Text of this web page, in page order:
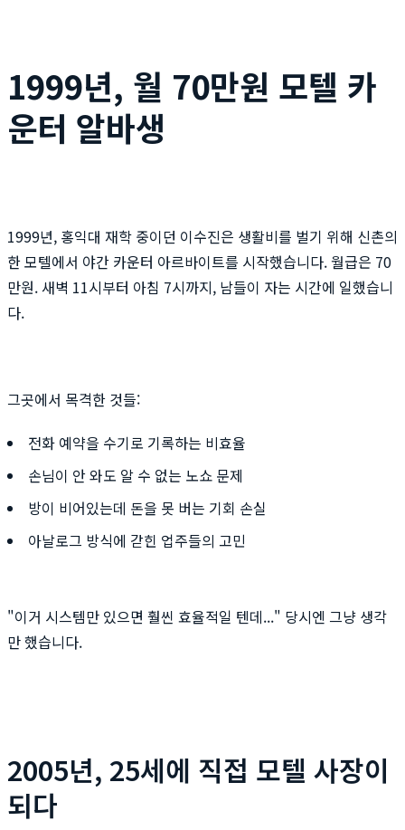
1999년, 월 70만원 모텔 카
운터 알바생
1999년, 홍익대 재학 중이던 이수진은 생활비를 벌기 위해 신촌의
한 모텔에서 야간 카운터 아르바이트를 시작했습니다. 월급은 70
만원. 새벽 11시부터 아침 7시까지, 남들이 자는 시간에 일했습니
다.
그곳에서 목격한 것들:
전화 예약을 수기로 기록하는 비효율
손님이 안 와도 알 수 없는 노쇼 문제
방이 비어있는데 돈을 못 버는 기회 손실
아날로그 방식에 갇힌 업주들의 고민
"이거 시스템만 있으면 훨씬 효율적일 텐데..." 당시엔 그냥 생각
만 했습니다.
2005년, 25세에 직접 모텔 사장이
되다